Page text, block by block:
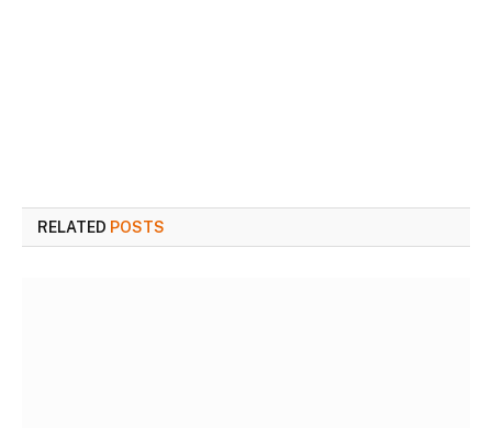
RELATED POSTS